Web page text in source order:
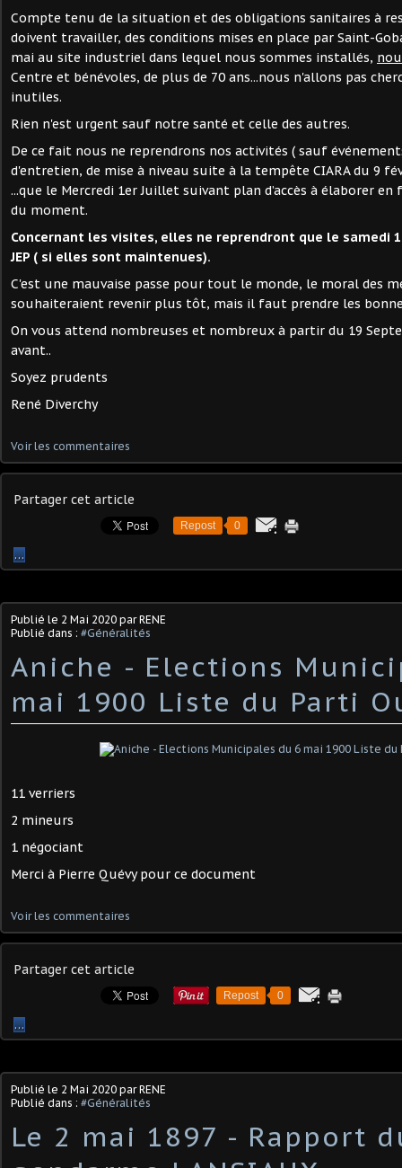
Compte tenu de la situation et des obligations sanitaires à
doivent travailler, des conditions mises en place par Saint-
mai au site industriel dans lequel nous sommes installés,
Centre et bénévoles, de plus de 70 ans...nous n'allons pas
inutiles.
Rien n'est urgent sauf notre santé et celle des autres.
De ce fait nous ne reprendrons nos activités ( sauf
d'entretien, de mise à niveau suite à la tempête CIARA du 9
...que le Mercredi 1er Juillet suivant plan d’accès à élaborer
du moment.
Concernant les visites, elles ne reprendront que le samedi
JEP ( si elles sont maintenues).
C'est une mauvaise passe pour tout le monde, le moral des
souhaiteraient revenir plus tôt, mais il faut prendre les
On vous attend nombreuses et nombreux à partir du 19
avant..
Soyez prudents
René Diverchy
Voir les commentaires
Partager cet article
Repost 0
…
Publié le 2 Mai 2020 par RENE
Publié dans : #Généralités
Aniche - Elections
mai 1900 Liste du Parti
11 verriers
2 mineurs
1 négociant
Merci à Pierre Quévy pour ce document
Voir les commentaires
Partager cet article
Repost 0
…
Publié le 2 Mai 2020 par RENE
Publié dans : #Généralités
Le 2 mai 1897 - Rapport